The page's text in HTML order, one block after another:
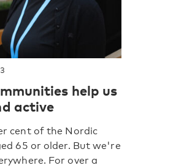
help us
active
cent of the Nordic
65 or older. But we're
For over a